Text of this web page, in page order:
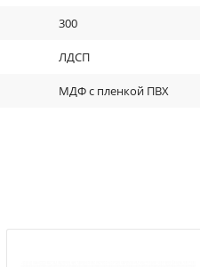
300
ЛДСП
МДФ с пленкой ПВХ